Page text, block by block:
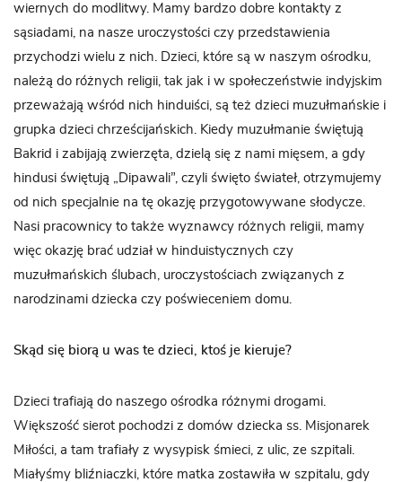
wiernych do modlitwy. Mamy bardzo dobre kontakty z
sąsiadami, na nasze uroczystości czy przedstawienia
przychodzi wielu z nich. Dzieci, które są w naszym ośrodku,
należą do różnych religii, tak jak i w społeczeństwie indyjskim
przeważają wśród nich hinduiści, są też dzieci muzułmańskie i
grupka dzieci chrześcijańskich. Kiedy muzułmanie świętują
Bakrid i zabijają zwierzęta, dzielą się z nami mięsem, a gdy
hindusi świętują „Dipawali”, czyli święto świateł, otrzymujemy
od nich specjalnie na tę okazję przygotowywane słodycze.
Nasi pracownicy to także wyznawcy różnych religii, mamy
więc okazję brać udział w hinduistycznych czy
muzułmańskich ślubach, uroczystościach związanych z
narodzinami dziecka czy poświeceniem domu.
Skąd się biorą u was te dzieci, ktoś je kieruje?
Dzieci trafiają do naszego ośrodka różnymi drogami.
Większość sierot pochodzi z domów dziecka ss. Misjonarek
Miłości, a tam trafiały z wysypisk śmieci, z ulic, ze szpitali.
Miałyśmy bliźniaczki, które matka zostawiła w szpitalu, gdy